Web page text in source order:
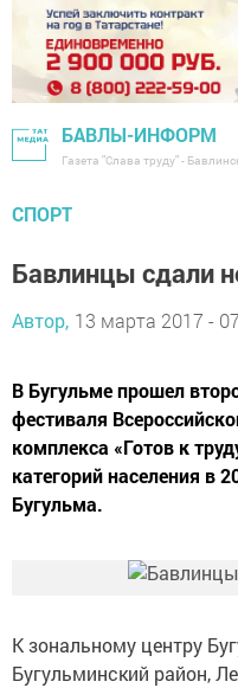
БАВЛЫ-ИНФОРМ
Газета "Слава труду" -
СПОРТ
Бавлинцы сдали
Автор, 13 марта 2017 -
В Бугульме прошел
фестиваля
комплекса «Готов к
категорий населения в
Бугульма.
К зональному центру
Бугульминский район,